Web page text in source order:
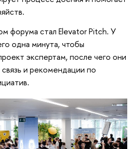
форума стал Elevator Pitch. У
одна минута, чтобы
экспертам, после чего они
и рекомендации по